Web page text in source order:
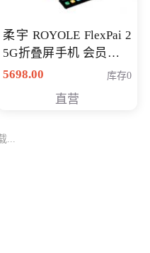
柔宇 ROYOLE FlexPai 2
5G折叠屏手机 会员专享
购买价格 4998元
5698.00 库存0
直营
...